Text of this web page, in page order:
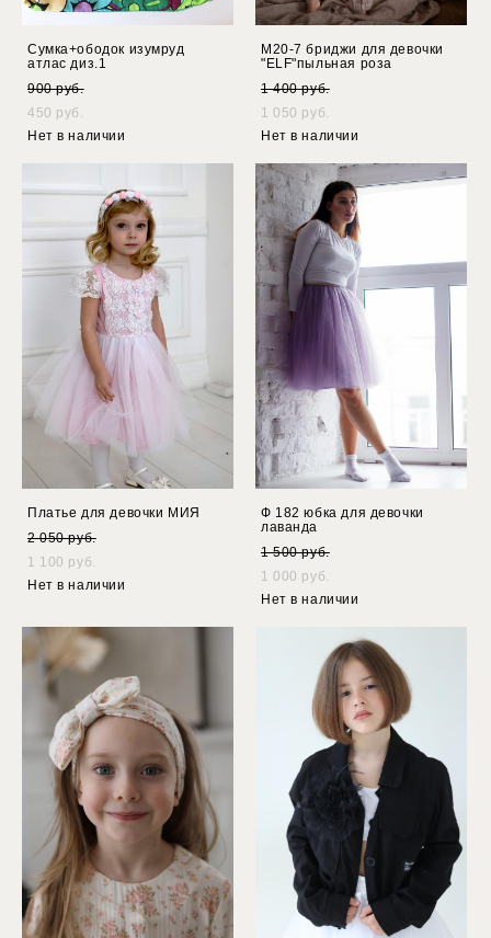
Сумка+ободок изумруд
атлас диз.1
900 pуб.
450 pуб.
Нет в наличии
М20-7 бриджи для девочки
"ELF"пыльная роза
1 400 pуб.
1 050 pуб.
Нет в наличии
Платье для девочки МИЯ
2 050 pуб.
1 100 pуб.
Нет в наличии
Ф 182 юбка для девочки
лаванда
1 500 pуб.
1 000 pуб.
Нет в наличии